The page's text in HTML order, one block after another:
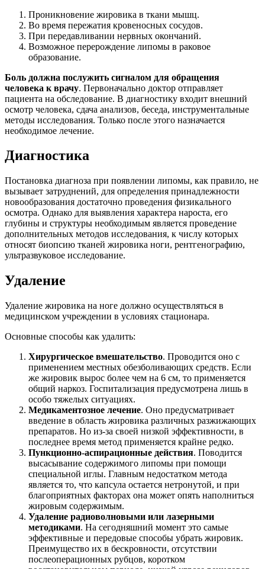
Проникновение жировика в ткани мышц.
Во время пережатия кровеносных сосудов.
При передавливании нервных окончаний.
Возможное перерождение липомы в раковое
образование.
Боль должна послужить сигналом для обращения
человека к врачу. Первоначально доктор отправляет
пациента на обследование. В диагностику входит внешний
осмотр человека, сдача анализов, беседа, инструментальные
методы исследования. Только после этого назначается
необходимое лечение.
Диагностика
Постановка диагноза при появлении липомы, как правило, не
вызывает затруднений, для определения принадлежности
новообразования достаточно проведения физикального
осмотра. Однако для выявления характера нароста, его
глубины и структуры необходимым является проведение
дополнительных методов исследования, к числу которых
относят биопсию тканей жировика ноги, рентгенографию,
ультразвуковое исследование.
Удаление
Удаление жировика на ноге должно осуществляться в
медицинском учреждении в условиях стационара.
Основные способы как удалить:
Хирургическое вмешательство. Проводится оно с
применением местных обезболивающих средств. Если
же жировик вырос более чем на 6 см, то применяется
общий наркоз. Госпитализация предусмотрена лишь в
особо тяжелых ситуациях.
Медикаментозное лечение. Оно предусматривает
введение в область жировика различных разжижающих
препаратов. Но из-за своей низкой эффективности, в
последнее время метод применяется крайне редко.
Пункционно-аспирационные действия. Поводится
высасывание содержимого липомы при помощи
специальной иглы. Главным недостатком метода
является то, что капсула остается нетронутой, и при
благоприятных факторах она может опять наполниться
жировым содержимым.
Удаление радиоволновыми или лазерными
методиками. На сегодняшний момент это самые
эффективные и передовые способы убрать жировик.
Преимущество их в бескровности, отсутствии
послеоперационных рубцов, коротком